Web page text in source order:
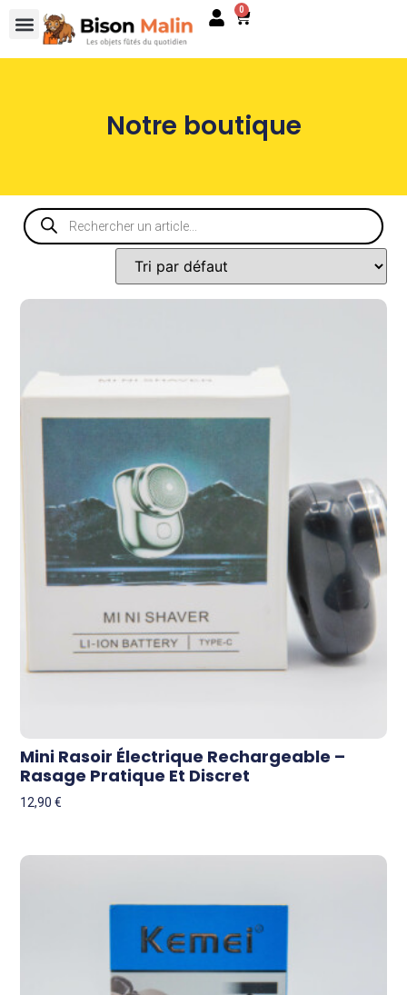
0
Notre boutique
Mini Rasoir Électrique Rechargeable –
Rasage Pratique Et Discret
12,90€